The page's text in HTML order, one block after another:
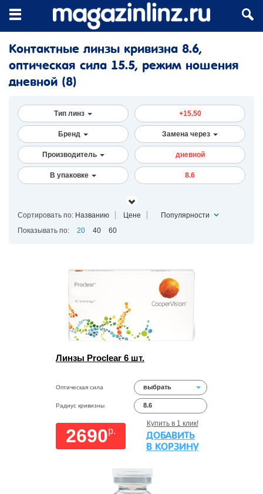
Контактные линзы кривизна 8.6,
оптическая сила 15.5, режим ношения
дневной (8)
Тип линз +15.50
Бренд Замена через
Производитель дневной
В упаковке 8.6
Сортировать по: Названию Цене
Популярности
Показывать по:
20 40 60
Линзы Proclear 6 шт.
Оптическая сила выбрать
Радиус кривизны 8.6
2690p.
Купить в 1 клик!
ДОБАВИТЬ
В КОРЗИНУ